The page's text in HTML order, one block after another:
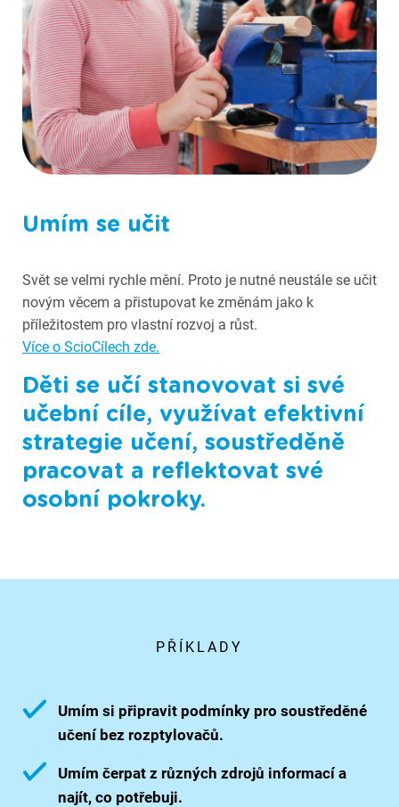
Umím se učit
Svět se velmi rychle mění. Proto je nutné neustále se učit
novým věcem a přistupovat ke změnám jako k
příležitostem pro vlastní rozvoj a růst.
Více o ScioCílech zde.
Děti se učí stanovovat si své
učební cíle, využívat efektivní
strategie učení, soustředěně
pracovat a reflektovat své
osobní pokroky.
PŘÍKLADY
Umím si připravit podmínky pro soustředěné
učení bez rozptylovačů.
Umím čerpat z různých zdrojů informací a
najít, co potřebuji.